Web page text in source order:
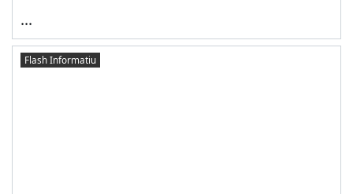
...
Flash Informatiu